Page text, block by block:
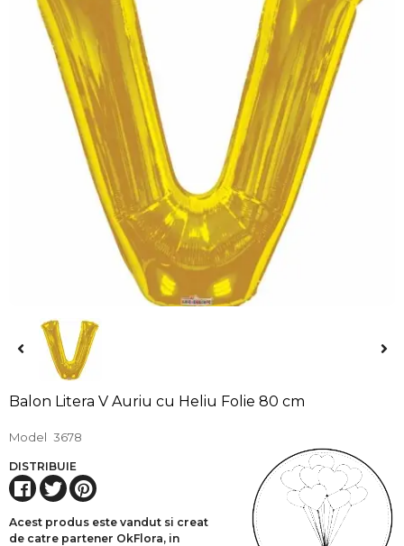
Balon Litera V Auriu cu Heliu Folie 80 cm
Model 3678
DISTRIBUIE
Acest produs este vandut si creat
de catre partener OkFlora, in